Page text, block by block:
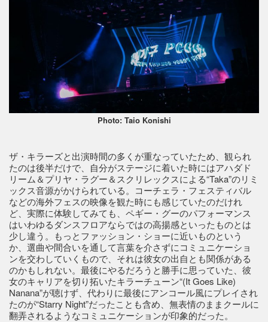
Photo: Taio Konishi
ザ・キラーズと出演時間の多くが重なっていたため、観られ
たのは後半だけで、自分がステージに着いた時にはアハダド
リーム＆プリヤ・ラグー＆スクリレックスによる“Taka”のリミ
ックス音源がかけられている。コーチェラ・フェスティバル
などの海外フェスの映像を観た時にも感じていたのだけれ
ど、実際に体験してみても、ペギー・グーのパフォーマンス
はいわゆるダンスフロアならではの高揚感といったものとは
少し違う。もっとファッション・ショーに近いものという
か、選曲や間合いを通して言葉を介さずにコミュニケーショ
ンを交わしていくもので、それは彼女の出自とも関係がある
のかもしれない。最後にやるだろうと勝手に思っていた、彼
女のキャリアを切り拓いたキラーチューン“(It Goes Like)
Nanana”が聴けず、代わりに最後にアンコール風にプレイされ
たのが“Starry Night”だったことも含め、無表情のままクールに
翻弄されるようなコミュニケーションが印象的だった。